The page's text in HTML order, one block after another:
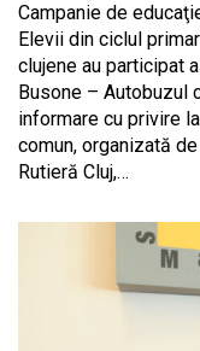
Campanie de
Elevii din ciclul
clujene au participat
Busone – Autobuzul
informare cu privire
comun, organizată
Rutieră Cluj,…